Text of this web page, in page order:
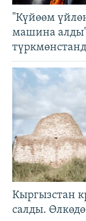
"Күйөөм
машина
Кыргызстан
салды.